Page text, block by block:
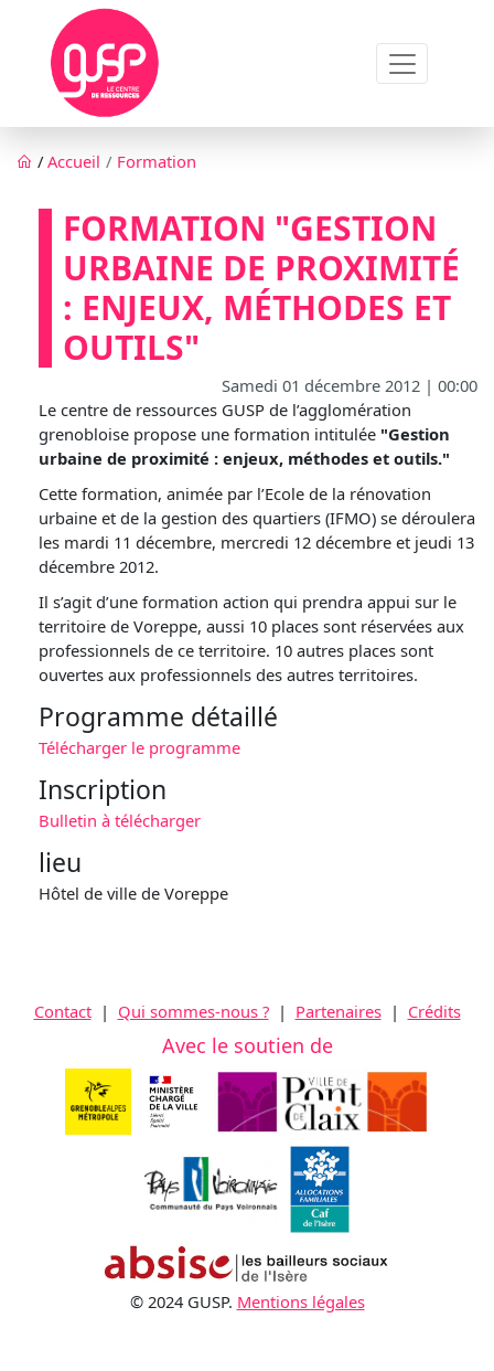
Aller au contenu principal
Fil d'Ariane
/Accueil Formation
FORMATION "GESTION
URBAINE DE PROXIMITÉ
: ENJEUX, MÉTHODES ET
OUTILS"
Samedi 01 décembre 2012 | 00:00
Le centre de ressources GUSP de l’agglomération
grenobloise propose une formation intitulée "Gestion
urbaine de proximité : enjeux, méthodes et outils."
Cette formation, animée par l’Ecole de la rénovation
urbaine et de la gestion des quartiers (IFMO) se déroulera
les mardi 11 décembre, mercredi 12 décembre et jeudi 13
décembre 2012.
Il s’agit d’une formation action qui prendra appui sur le
territoire de Voreppe, aussi 10 places sont réservées aux
professionnels de ce territoire. 10 autres places sont
ouvertes aux professionnels des autres territoires.
Programme détaillé
Télécharger le programme
Inscription
Bulletin à télécharger
lieu
Hôtel de ville de Voreppe
Contact| Qui sommes-nous ?| Partenaires| Crédits
Avec le soutien de
© 2024 GUSP. Mentions légales